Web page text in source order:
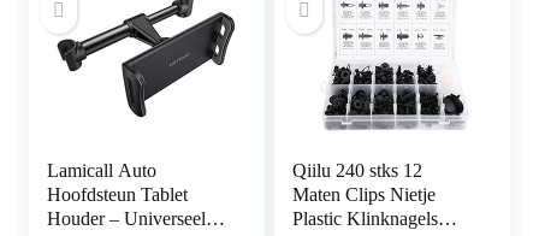
Lamicall Auto
Hoofdsteun Tablet
Houder – Universeel
Qiilu 240 stks 12
Maten Clips Nietje
Plastic Klinknagels